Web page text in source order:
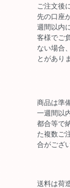
ご注文後
先の口座
週間以内
客様でご
ない場合
とがあり
商品は準
一週間以
都合等で
た複数ご
合がござ
送料は荷